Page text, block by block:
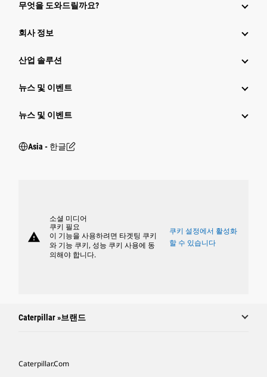
무엇을 도와드릴까요?
회사 정보
산업 솔루션
뉴스 및 이벤트
뉴스 및 이벤트
Asia - 한글
warning
소셜 미디어
쿠키 필요
이 기능을 사용하려면 타겟팅 쿠키
와 기능 쿠키, 성능 쿠키 사용에 동
의해야 합니다.
쿠키 설정에서 활성화
할 수 있습니다
Caterpillar »브랜드
Caterpillar.com